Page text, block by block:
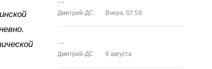
Дмитрий-ДС Вчера, 07:59
Дмитрий-ДС 6 августа